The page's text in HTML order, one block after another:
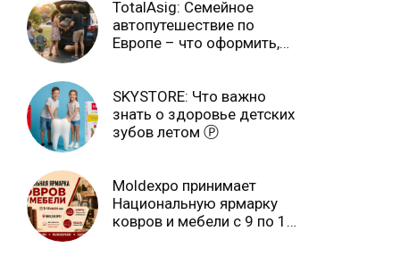
TotalAsig: Семейное
автопутешествие по
Европе – что оформить,
SKYSTORE: Что важно
знать о здоровье детских
зубов летом Ⓟ
Moldexpo принимает
Национальную ярмарку
ковров и мебели с 9 по 14